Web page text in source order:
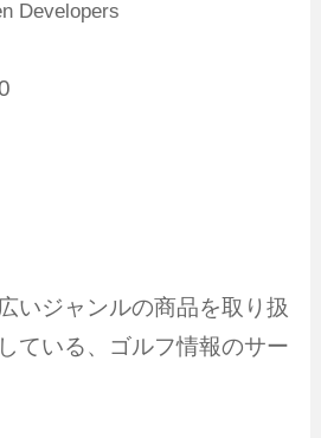
Developers
いジャンルの商品を取り扱
ている、ゴルフ情報のサー